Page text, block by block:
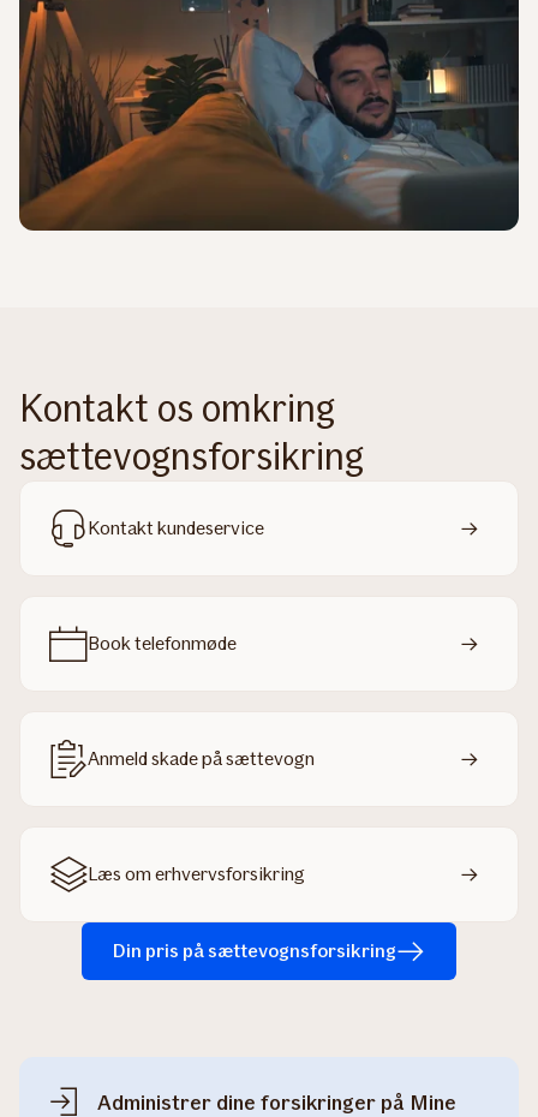
Kontakt os omkring
sættevognsforsikring
Kontakt kundeservice
Book telefonmøde
Anmeld skade på sættevogn
Læs om erhvervsforsikring
Din pris på sættevognsforsikring
Administrer dine forsikringer på Mine